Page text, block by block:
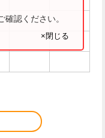
認ください。
×閉じる